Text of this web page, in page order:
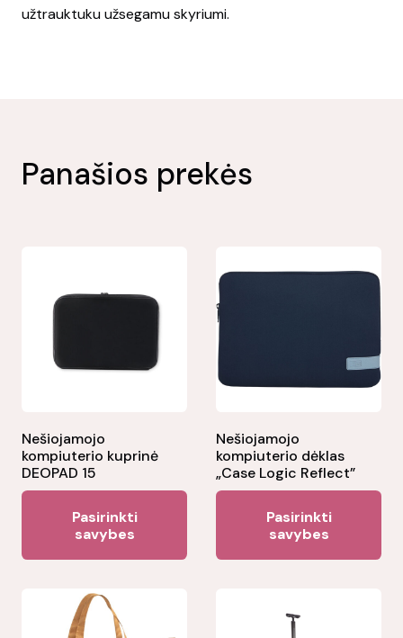
užtrauktuku užsegamu skyriumi.
Panašios prekės
Nešiojamojo
kompiuterio kuprinė
DEOPAD 15
Pasirinkti
savybes
has
Nešiojamojo
kompiuterio dėklas
„Case Logic Reflect”
Pasirinkti
savybes
has